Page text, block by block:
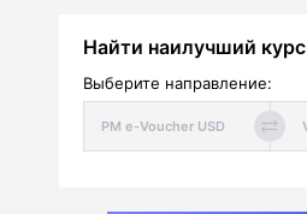
Найти наилучший курс
Выберите направление: